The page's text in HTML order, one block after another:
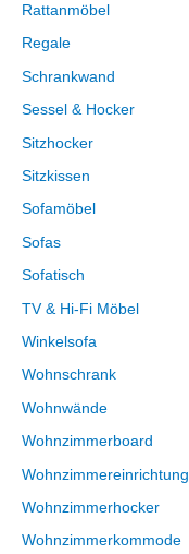
Rattanmöbel
Regale
Schrankwand
Sessel & Hocker
Sitzhocker
Sitzkissen
Sofamöbel
Sofas
Sofatisch
TV & Hi-Fi Möbel
Winkelsofa
Wohnschrank
Wohnwände
Wohnzimmerboard
Wohnzimmereinrichtung
Wohnzimmerhocker
Wohnzimmerkommode